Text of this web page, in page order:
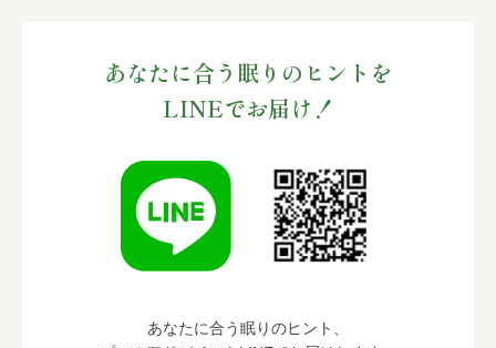
あなたに合う眠りのヒントを
LINEでお届け！
あなたに合う眠りのヒント、